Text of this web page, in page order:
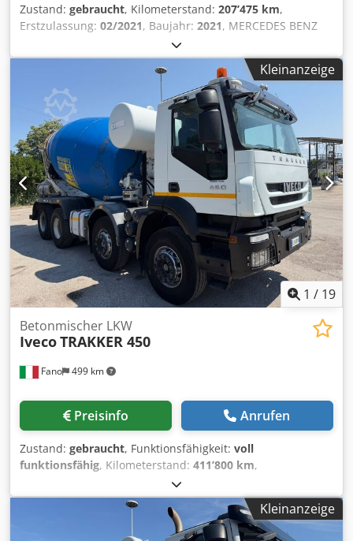
Zustand: gebraucht, Kilometerstand: 207’475 km,
Erstzulassung: 02/2021, Baujahr: 2021, MERCEDES BENZ
AROCS 4145 mit CIFA Betonmischer Erstzulassung:
11.02.2021 – Euro 6 Kilometerstand: 207.475 km Achsen: 4
CIFA RY1300 Aufbau – Nebenantrieb (PTO) Bereifung:
60/70% Gültige Hauptuntersuchung Cedezr Eubjpfx Ap Iorf
Guter Zustand Sofort verfügbar WIR BEWERTEN
INZAHLUNGNAHMEN ALLER MARKEN, MAN, MERCEDES,
DAF, RENAULT, VOLVO, SCANIA, MIT AUSSTATTUNG VON
CIFA, SERMAC, PUTZMEISTER; ODER BAUMASCHINEN VON
CATERPILLAR, FIAT HITACHI, KOMATSU
Kleinanzeige
1 / 19
Fano 499 km
Betonmischer LKW
IvecoTRAKKER 450
Preisinfo Anrufen
Zustand: gebraucht, Funktionsfähigkeit: voll
funktionsfähig, Kilometerstand: 411’800 km,
, Baujahr:
mit CIFA Betonmischer Crjdpfx Ajzr Etdep Isf
Erstzulassung: 21.09.2011 – Euro 5 Kilometerstand:
411.800 km Achsen: 4 Aufbau: CIFA RY1300 – Nebenantrieb
Kleinanzeige